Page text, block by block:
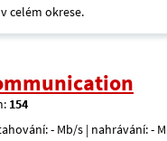
celém okrese.
154
- Mb/s | nahrávání: -